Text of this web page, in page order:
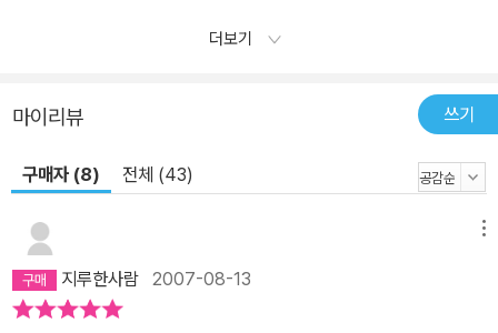
더보기
마이리뷰 쓰기
구매자 (8) 전체 (43)
지루한사람 2007-08-13